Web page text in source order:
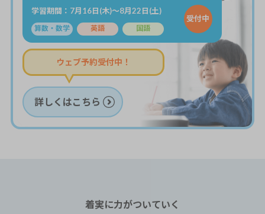
学習期間：7月16日(木)～8月22日(土)
算数・数学 英語 国語
受付中
ウェブ予約受付中！
詳しくはこちら
着実に力がついていく